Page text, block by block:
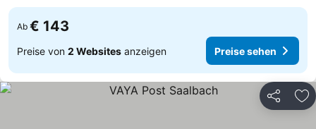
Ab € 143
Preise von 2 Websites anzeigen Preise sehen
Teilen